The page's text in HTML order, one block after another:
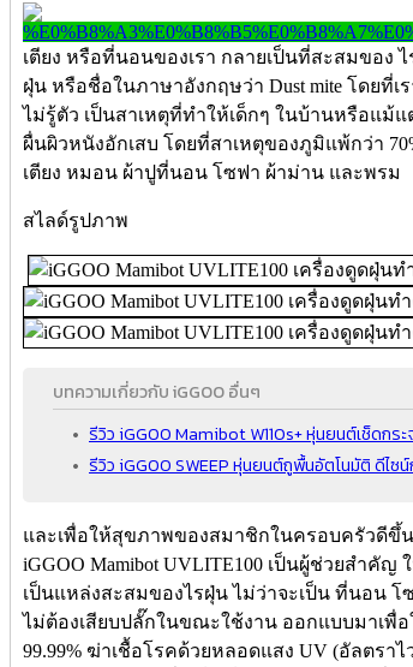
เตียง หรือที่นอนของเรา กลายเป็นที่สะสมของ ไ
ฝุ่น หรือชื่อในภาษาอังกฤษว่า Dust mite โดยที่เร
ไม่รู้ตัว เป็นสาเหตุที่ทำให้เด็กๆ ในบ้านหรือแ
ผื่นผิวหนังอักเสบ โดยที่สาเหตุของภูมิแพ้กว่า
เตียง หมอน ผ้าปูที่นอน โซฟา ผ้าม่าน และพรม
สไลด์รูปภาพ
บทความเกี่ยวกับ iGGOO อื่นๆ
รีวิว iGGOO Mamibot W110s+ หุ่นยนต์เช็ดกร
รีวิว iGGOO SWEEP หุ่นยนต์ถูพื้นอัตโนมัติ ดีไซ
และเพื่อให้สุขภาพของสมาชิกในครอบครัวดีขึ้
iGGOO Mamibot UVLITE100 เป็นผู้ช่วยสำคั
เป็นแหล่งสะสมของไรฝุ่น ไม่ว่าจะเป็น ที่นอน
ไม่ต้องเสียบปลั๊กในขณะใช้งาน ออกแบบมาเพื่
99.99% ฆ่าเชื้อโรคด้วยหลอดแสง UV (อัลตรา